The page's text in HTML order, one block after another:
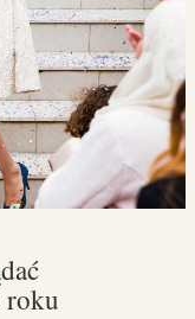
roku